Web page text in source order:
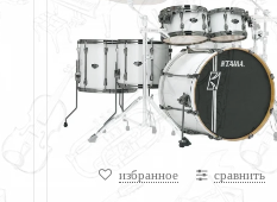
избранное сравнить